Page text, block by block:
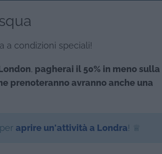
a condizioni speciali!
, pagherai il 50% in meno
prenoteranno avranno anche una
aprire un'attività a Londra! ♕